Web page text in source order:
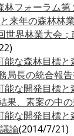
林フォーラム第
来年の森林林
世界林業大会
能な森林目標
局長の統合報
能な開発目標
果、素案の中
能な開発目標
論(2014/7/21)